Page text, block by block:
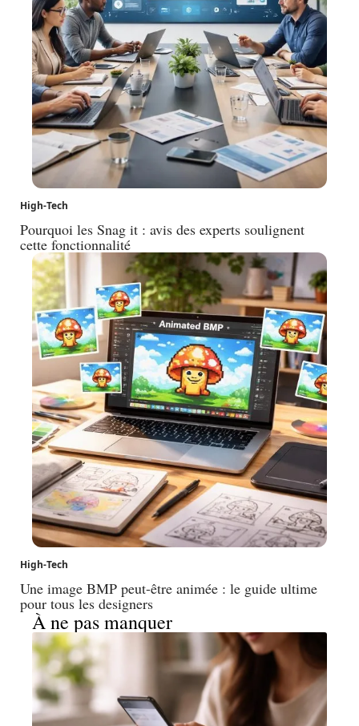
High-Tech
Pourquoi les Snag it : avis des experts soulignent
cette fonctionnalité
High-Tech
Une image BMP peut-être animée : le guide ultime
pour tous les designers
À ne pas manquer